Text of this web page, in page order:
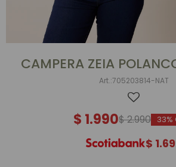
CAMPERA ZEIA
705203814-NAT
$ 1.990$2.990 33
$